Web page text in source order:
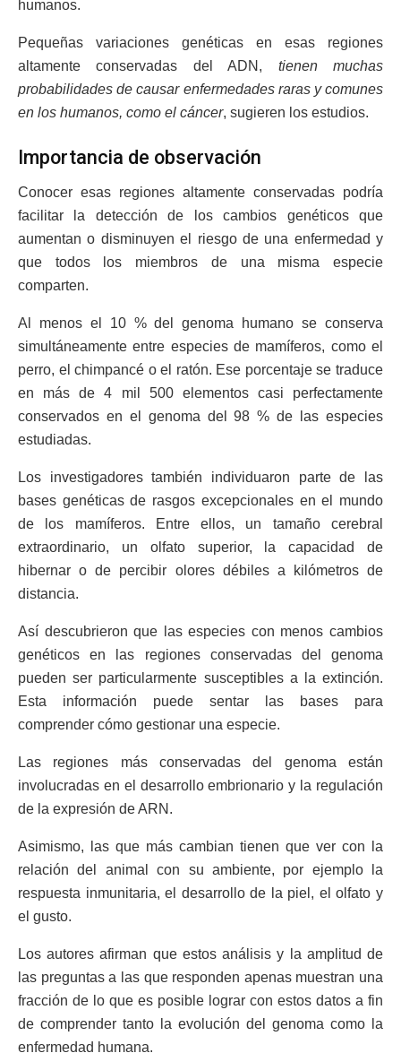
humanos.
Pequeñas variaciones genéticas en esas regiones
altamente conservadas del ADN, tienen muchas
probabilidades de causar enfermedades raras y comunes
en los humanos, como el cáncer, sugieren los estudios.
Importancia de observación
Conocer esas regiones altamente conservadas podría
facilitar la detección de los cambios genéticos que
aumentan o disminuyen el riesgo de una enfermedad y
que todos los miembros de una misma especie
comparten.
Al menos el 10 % del genoma humano se conserva
simultáneamente entre especies de mamíferos, como el
perro, el chimpancé o el ratón. Ese porcentaje se traduce
en más de 4 mil 500 elementos casi perfectamente
conservados en el genoma del 98 % de las especies
estudiadas.
Los investigadores también individuaron parte de las
bases genéticas de rasgos excepcionales en el mundo
de los mamíferos. Entre ellos, un tamaño cerebral
extraordinario, un olfato superior, la capacidad de
hibernar o de percibir olores débiles a kilómetros de
distancia.
Así descubrieron que las especies con menos cambios
genéticos en las regiones conservadas del genoma
pueden ser particularmente susceptibles a la extinción.
Esta información puede sentar las bases para
comprender cómo gestionar una especie.
Las regiones más conservadas del genoma están
involucradas en el desarrollo embrionario y la regulación
de la expresión de ARN.
Asimismo, las que más cambian tienen que ver con la
relación del animal con su ambiente, por ejemplo la
respuesta inmunitaria, el desarrollo de la piel, el olfato y
el gusto.
Los autores afirman que estos análisis y la amplitud de
las preguntas a las que responden apenas muestran una
fracción de lo que es posible lograr con estos datos a fin
de comprender tanto la evolución del genoma como la
enfermedad humana.